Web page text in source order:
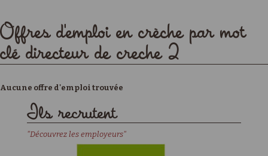
Offres d'emploi en crèche par mot
clé directeur de creche 2
Aucune offre d'emploi trouvée
Ils recrutent
"Découvrez les employeurs"